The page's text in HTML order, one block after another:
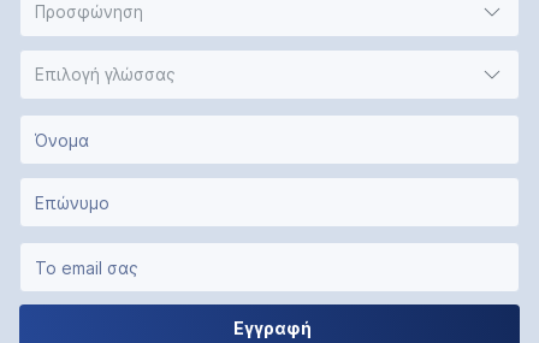
Προσφώνηση
Επιλογή γλώσσας
Εγγραφή